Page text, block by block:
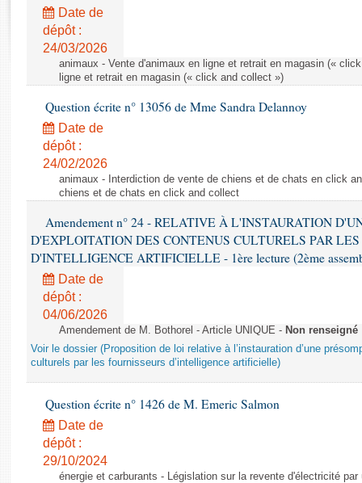
Rapports législatifs
Rapports sur l'application des lois
Baromètre de l’application des lois
Dossiers législatifs
Budget et sécurité sociale
Questions écrites et orales
Comptes rendus des débats
Date de
dépôt :
24/03/2026
animaux - Vente d'animaux en ligne et retrait en magasin («
ligne et retrait en magasin (« click and collect »)
Question écrite n° 13056 de Mme Sandra Delannoy
Date de
dépôt :
24/02/2026
animaux - Interdiction de vente de chiens et de chats en click
chiens et de chats en click and collect
Amendement n° 24 - RELATIVE À L'INSTAURATION
D'EXPLOITATION DES CONTENUS CULTURELS PAR LES
D'INTELLIGENCE ARTIFICIELLE - 1ère lecture (2ème
Date de
dépôt :
04/06/2026
Amendement de M. Bothorel - Article UNIQUE - Non renseigné
Voir le dossier (Proposition de loi relative à l’instauration d’une
culturels par les fournisseurs d’intelligence artificielle)
Question écrite n° 1426 de M. Emeric Salmon
Date de
dépôt :
29/10/2024
énergie et carburants - Législation sur la revente d'électricité